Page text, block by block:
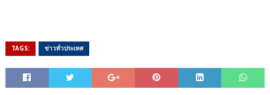
TAGS: ข่าวทั่วประเทศ